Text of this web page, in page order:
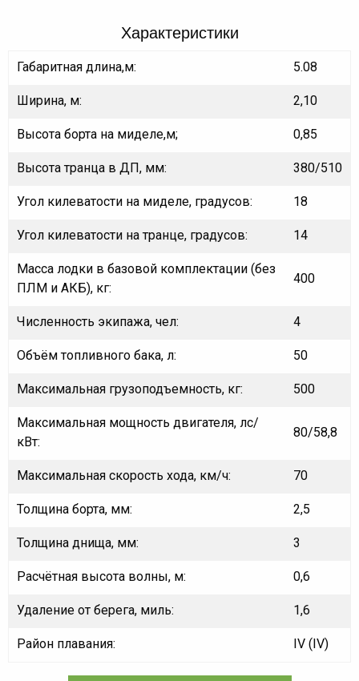
Характеристики
Габаритная длина,м: 5.08
Ширина, м: 2,10
Высота борта на миделе,м; 0,85
Высота транца в ДП, мм: 380/510
Угол килеватости на миделе, градусов: 18
Угол килеватости на транце, градусов: 14
Масса лодки в базовой комплектации (без
ПЛМ и АКБ), кг:
400
Численность экипажа, чел: 4
Объём топливного бака, л: 50
Максимальная грузоподъемность, кг: 500
Максимальная мощность двигателя, лс/
кВт:
80/58,8
Максимальная скорость хода, км/ч: 70
Толщина борта, мм: 2,5
Толщина днища, мм: 3
Расчётная высота волны, м: 0,6
Удаление от берега, миль: 1,6
Район плавания: IV (IV)